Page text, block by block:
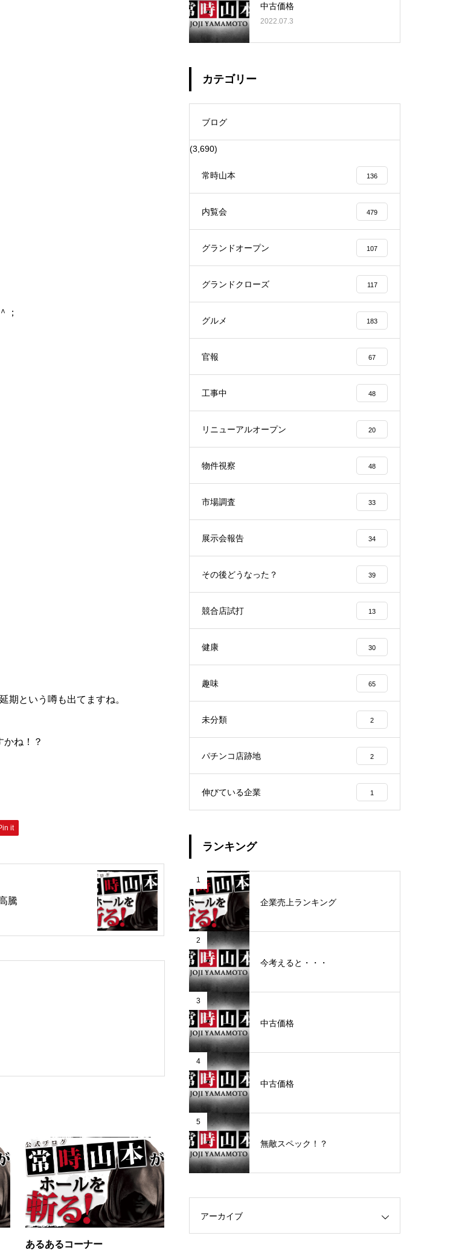
工事中
グランドクローズ
グランドクローズ
グランドクローズ
グランドオープン
；
期という噂も出てますね。
かね！？
it
騰
あるあるコーナー
中古価格
2022.07.3
カテゴリー
ブログ
(3,690)
常時山本 136
内覧会 479
グランドオープン 107
グランドクローズ 117
グルメ 183
官報 67
工事中 48
リニューアルオープン 20
物件視察 48
市場調査 33
展示会報告 34
その後どうなった？ 39
競合店試打 13
健康 30
趣味 65
未分類 2
パチンコ店跡地 2
伸びている企業 1
ランキング
1
企業売上ランキング
2
今考えると・・・
3
中古価格
4
中古価格
5
無敵スペック！？
アーカイブ